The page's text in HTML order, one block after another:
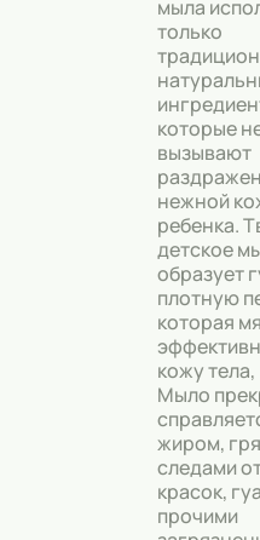
мыла
только
которые
вызывают
нежной
ребенка.
детское
образует
плотную
которая
кожу
Мыло
жиром,
следами
красок,
прочими